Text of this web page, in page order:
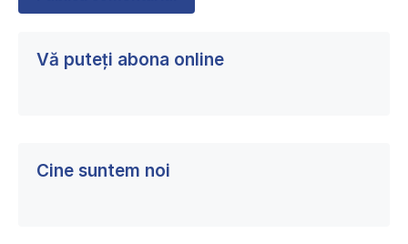
Vă puteți abona online
Cine suntem noi